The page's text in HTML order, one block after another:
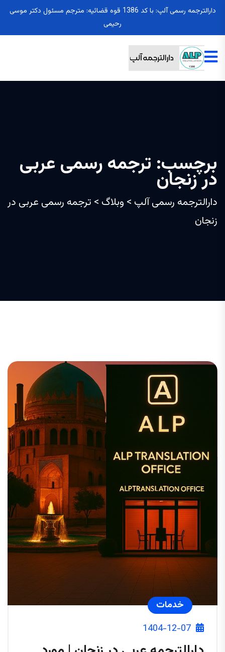
دارالترجمه رسمی آلپ: با کد 1386 قوه قضائیه: مترجم مسئول دکتر موسی
رحیمی
برچسب: ترجمه رسمی عربی
در زنجان
دارالترجمه رسمی آلپ > وبلاگ > ترجمه رسمی عربی در
زنجان
خدمات
1404-12-07